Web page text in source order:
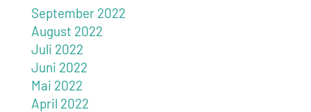
September 2022
August 2022
Juli 2022
Juni 2022
Mai 2022
April 2022